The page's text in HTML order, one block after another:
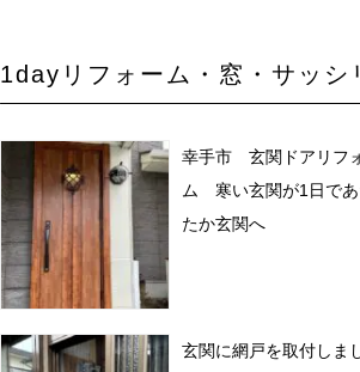
1dayリフォーム・窓・サッ
幸手市 玄関ドアリフ
ム 寒い玄関が1日で
たか玄関へ
玄関に網戸を取付しま